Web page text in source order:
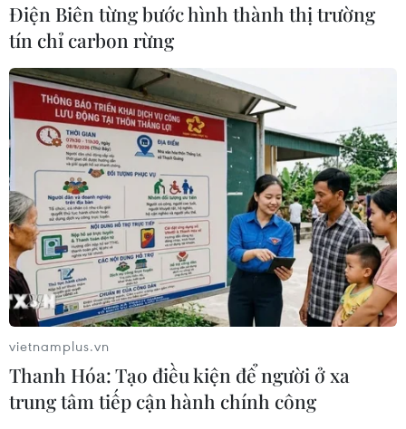
Tây Ninh: Tạo điều kiện hình thành
doanh nghiệp công nghệ chiến lược
06/08/2026 04:45
Từ mở rộng số lượng đến nâng cao
chất lượng doanh nghiệp tư nhân ở
Tây Ninh
06/08/2026 04:23
Alphabet cải tổ hàng ngũ lãnh đạo
06/08/2026 04:22
Điện Biên từng bước hình thành thị trường
tín chỉ carbon rừng
vietnamplus.vn
Thanh Hóa: Tạo điều kiện để người ở xa
trung tâm tiếp cận hành chính công